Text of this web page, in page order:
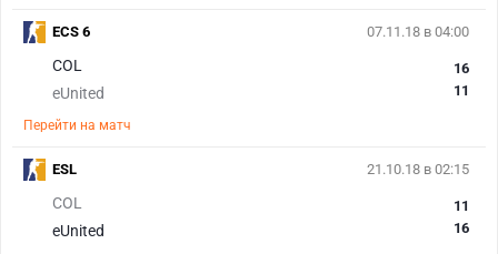
07.11.18 в 04:00
COL
eUnited
16
11
Перейти на матч
ECS 6
21.10.18 в 02:15
COL
eUnited
11
16
ESL